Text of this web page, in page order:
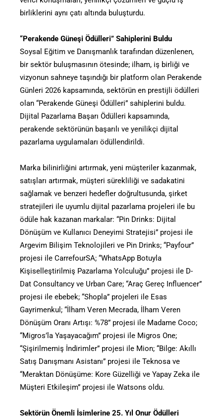
birliklerini aynı çatı altında buluşturdu.
“Perakende Güneşi Ödülleri” Sahiplerini Buldu
Soysal Eğitim ve Danışmanlık tarafından düzenlenen,
bir sektör buluşmasının ötesinde; ilham, iş birliği ve
vizyonun sahneye taşındığı bir platform olan Perakende
Günleri 2026 kapsamında, sektörün en prestijli ödülleri
olan “Perakende Güneşi Ödülleri” sahiplerini buldu.
Dijital Pazarlama Başarı Ödülleri kapsamında,
perakende sektörünün başarılı ve yenilikçi dijital
pazarlama uygulamaları ödüllendirildi.
Marka bilinirliğini artırmak, yeni müşteriler kazanmak,
satışları artırmak, müşteri sürekliliği ve sadakatini
sağlamak ve benzeri hedefler doğrultusunda, şirket
stratejileri ile uyumlu dijital pazarlama projeleri ile bu
ödüle hak kazanan markalar: “Pin Drinks: Dijital
Dönüşüm ve Kullanıcı Deneyimi Stratejisi” projesi ile
Argevim Bilişim Teknolojileri ve Pin Drinks; “Payfour”
projesi ile CarrefourSA; “WhatsApp Botuyla
Kişiselleştirilmiş Pazarlama Yolculuğu” projesi ile D-
Dat Consultancy ve Urban Care; “Araç Gereç Influencer”
projesi ile ebebek; “Shopla” projeleri ile Esas
Gayrimenkul; “İlham Veren Mecrada, İlham Veren
Dönüşüm Oranı Artışı: %78” projesi ile Madame Coco;
“Migros’la Yaşayacağım” projesi ile Migros One;
“Şişirilmemiş İndirimler” projesi ile Mion; “Bilge: Akıllı
Satış Danışmanı Asistanı” projesi ile Teknosa ve
“Meraktan Dönüşüme: Kore Güzelliği ve Yapay Zeka ile
Müşteri Etkileşim” projesi ile Watsons oldu.
Sektörün Önemli İsimlerine 25. Yıl Onur Ödülleri